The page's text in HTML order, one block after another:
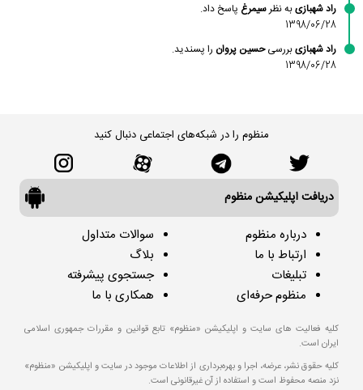
راد شهبازیبه نظرسیمرغ پاسخ داد.
1398/06/28
راد شهبازیبررسیحسین پروان را پسندید.
1398/06/28
منظوم را در شبکه‌های اجتماعی دنبال کنید
دریافت اپلیکیشن منظوم
درباره منظوم
ارتباط با ما
تبلیغات
منظوم حرفه‌ای
سوالات متداول
بلاگ
جستجوی پیشرفته
همکاری با ما
کلیه فعالیت های سایت و اپلیکیشن «منظوم» تابع قوانین و مقررات جمهوری اسلامی
ایران است.
کلیه حقوق نشر، عرضه، اجرا و بهره‌برداری از اطلاعات موجود در سایت و اپلیکیشن «منظوم»
نزد منصه محفوظ است و استفاده از آن غیرقانونی است.